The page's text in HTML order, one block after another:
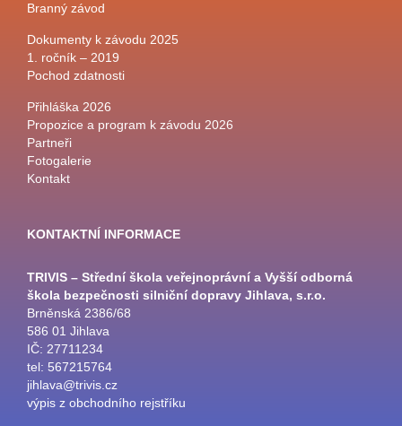
Branný závod
Dokumenty k závodu 2025
1. ročník – 2019
Pochod zdatnosti
Přihláška 2026
Propozice a program k závodu 2026
Partneři
Fotogalerie
Kontakt
KONTAKTNÍ INFORMACE
TRIVIS – Střední škola veřejnoprávní a Vyšší odborná
škola bezpečnosti silniční dopravy Jihlava, s.r.o.
Brněnská 2386/68
586 01 Jihlava
IČ: 27711234
tel: 567215764
jihlava@trivis.cz
výpis z obchodního rejstříku